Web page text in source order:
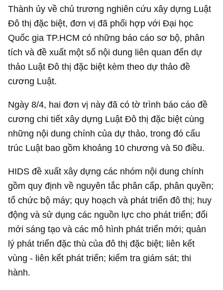
Thành ủy về chủ trương nghiên cứu xây dựng Luật
Đô thị đặc biệt, đơn vị đã phối hợp với Đại học
Quốc gia TP.HCM có những báo cáo sơ bộ, phân
tích và đề xuất một số nội dung liên quan đến dự
thảo Luật Đô thị đặc biệt kèm theo dự thảo đề
cương Luật.
Ngày 8/4, hai đơn vị này đã có tờ trình báo cáo đề
cương chi tiết xây dựng Luật Đô thị đặc biệt cùng
những nội dung chính của dự thảo, trong đó cấu
trúc Luật bao gồm khoảng 10 chương và 50 điều.
HIDS đề xuất xây dựng các nhóm nội dung chính
gồm quy định về nguyên tắc phân cấp, phân quyền;
tổ chức bộ máy; quy hoạch và phát triển đô thị; huy
động và sử dụng các nguồn lực cho phát triển; đổi
mới sáng tạo và các mô hình phát triển mới; quản
lý phát triển đặc thù của đô thị đặc biệt; liên kết
vùng - liên kết phát triển; kiểm tra giám sát; thi
hành.